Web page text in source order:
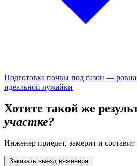
Подготовка почвы под газон —
идеальной лужайки
Хотите такой же
участке?
Инженер приедет, замерит и
Заказать выезд инженера